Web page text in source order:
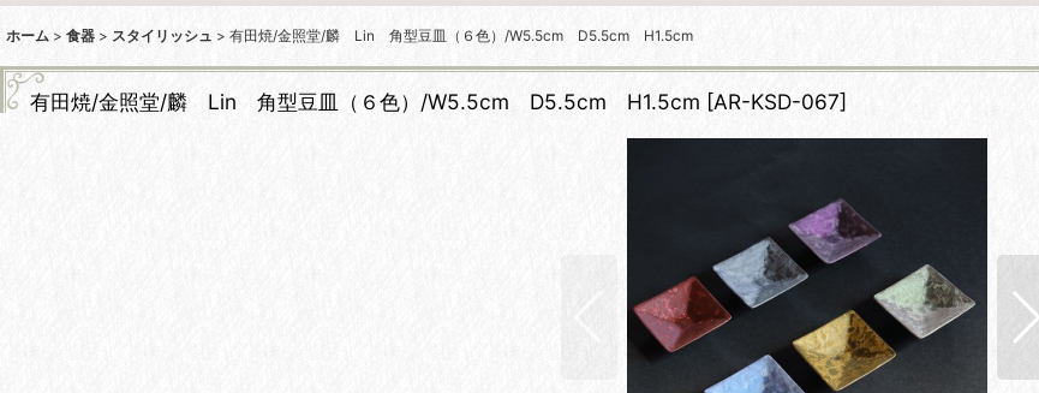
ホーム > 食器 > スタイリッシュ > 有田焼/金照堂/麟 Lin 角型豆皿（６色）/W5.5cm D5.5cm H1.5cm
有田焼/金照堂/麟 Lin 角型豆皿（６色）/W5.5cm D5.5cm H1.5cm [AR-KSD-067]